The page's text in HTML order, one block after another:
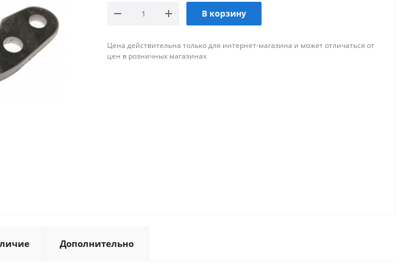
В корзину
Цена действительна только для интернет-магазина и может отличаться от
цен в розничных магазинах
Дополнительно